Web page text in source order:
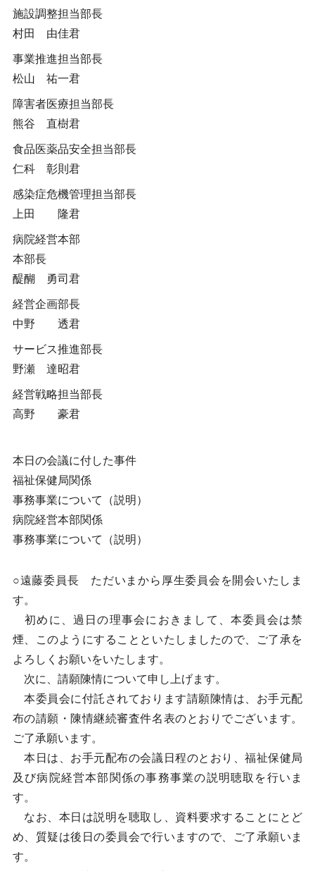
施設調整担当部長
村田 由佳君
事業推進担当部長
松山 祐一君
障害者医療担当部長
熊谷 直樹君
食品医薬品安全担当部長
仁科 彰則君
感染症危機管理担当部長
上田 隆君
病院経営本部
本部長
醍醐 勇司君
経営企画部長
中野 透君
サービス推進部長
野瀬 達昭君
経営戦略担当部長
高野 豪君
本日の会議に付した事件
福祉保健局関係
事務事業について（説明）
病院経営本部関係
事務事業について（説明）
○遠藤委員長 ただいまから厚生委員会を開会いたしま
す。
初めに、過日の理事会におきまして、本委員会は禁
煙、このようにすることといたしましたので、ご了承を
よろしくお願いをいたします。
次に、請願陳情について申し上げます。
本委員会に付託されております請願陳情は、お手元配
布の請願・陳情継続審査件名表のとおりでございます。
ご了承願います。
本日は、お手元配布の会議日程のとおり、福祉保健局
及び病院経営本部関係の事務事業の説明聴取を行いま
す。
なお、本日は説明を聴取し、資料要求することにとど
め、質疑は後日の委員会で行いますので、ご了承願いま
す。